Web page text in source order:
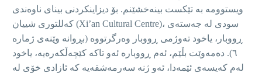
ویستوومە بە تێکست بینەخشێنم. بۆ دیزاینکردنی بینای ناوەندی
کەللتوری شییان (Xi’an Cultural Centre)، سودی لە جەستەی
ڕووبار، یاخود تەوژمی ڕووبار وەرگرتووە (بڕوانە وێنەی ژمارە
٦). دەمەوێت بڵێم، ئەم ڕووبارە ئەو تاکە کێچەڵکەرەیە، یاخود
لەم کەیسەی ئێمەدا، ئەو ژنە سەرمەشقەیە کە ئازادی خۆی لە